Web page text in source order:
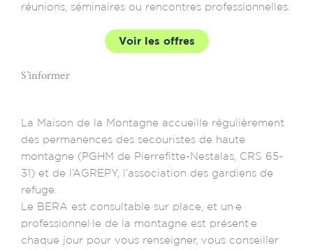
réunions, séminaires ou rencontres professionnelles.
Voir les offres
S’informer
La Maison de la Montagne accueille régulièrement
des permanences des secouristes de haute
montagne (PGHM de Pierrefitte-Nestalas, CRS 65-
31) et de l’AGREPY, l’association des gardiens de
refuge.
Le BERA est consultable sur place, et un·e
professionnel·le de la montagne est présent·e
chaque jour pour vous renseigner, vous conseiller